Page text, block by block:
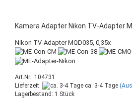
Kamera Adapter Nikon TV-Adapter
Nikon TV-Adapter MQD035, 0,35x
Art.Nr.: 104731
Lieferzeit:
ca. 3-4 Tage
Lagerbestand: 1 Stück